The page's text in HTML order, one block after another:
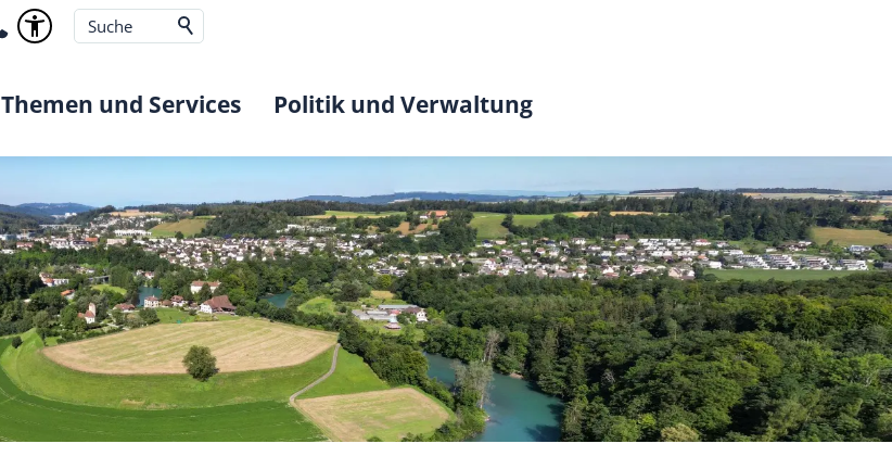
Themen und Services Politik und Verwaltung